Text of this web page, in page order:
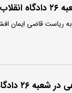
تهران
تهران به ریاست قاضی
اسلامی تهران